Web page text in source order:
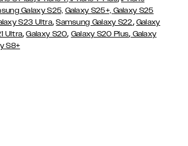
Galaxy S25, Galaxy S25+, Galaxy S25
S23 Ultra,Samsung Galaxy S22, Galaxy
Ultra,Galaxy S20, Galaxy S20 Plus, Galaxy
S8+